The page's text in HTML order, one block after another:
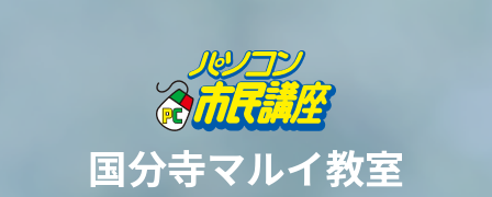
国分寺マルイ教室